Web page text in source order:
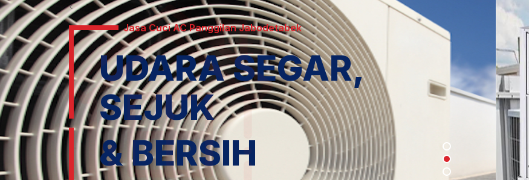
<
Jasa Cuci AC Panggilan Jabodetabek
UDARA SEGAR,
SEJUK
& BERSIH